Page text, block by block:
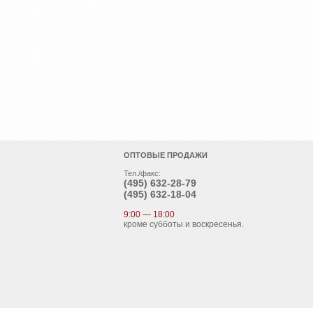
ОПТОВЫЕ ПРОДАЖИ
Тел./факс:
(495) 632-28-79
(495) 632-18-04
9:00 — 18:00
кроме субботы и воскресенья.